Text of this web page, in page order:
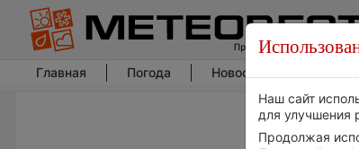
Главная Погода Новости погоды
Наш сайт
для улучшения
Продолжая